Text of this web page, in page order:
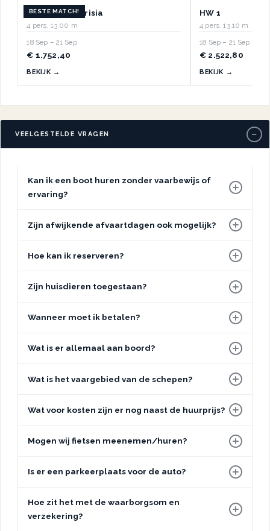
BESTE MATCH!
Dutchess of Frisia
4 pers. ·13.00 m
18 Sep – 21 Sep
€ 1.752,40
BEKIJK →
HW 1
4 pers.·13.10 m
18 Sep – 21 Sep
€ 2.522,80
BEKIJK →
VEELGESTELDE VRAGEN −
Kan ik een boot huren zonder vaarbewijs of
ervaring?
Zijn afwijkende afvaartdagen ook mogelijk?
Hoe kan ik reserveren?
Zijn huisdieren toegestaan?
Wanneer moet ik betalen?
Wat is er allemaal aan boord?
Wat is het vaargebied van de schepen?
Wat voor kosten zijn er nog naast de huurprijs?
Mogen wij fietsen meenemen/huren?
Is er een parkeerplaats voor de auto?
Hoe zit het met de waarborgsom en
verzekering?